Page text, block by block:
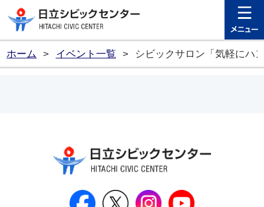
日立シビ
ホーム > イベント一覧 > シビックサロン「気軽にハ
日立シビックセンター公式
日立シビックセンター
日立シビックセ